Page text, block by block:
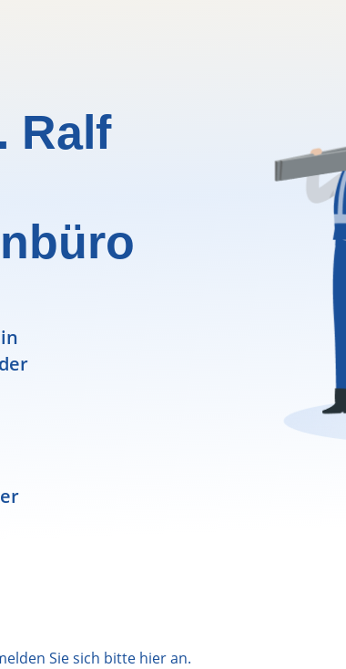
Ralf
Sie sich bitte hieran.